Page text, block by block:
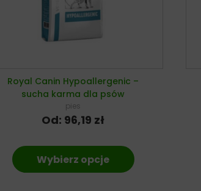
Royal Canin Hypoallergenic –
sucha karma dla psów
pies
Od: 96,19 zł
Wybierz opcje